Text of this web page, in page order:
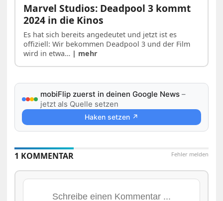
Marvel Studios: Deadpool 3 kommt
2024 in die Kinos
Es hat sich bereits angedeutet und jetzt ist es
offiziell: Wir bekommen Deadpool 3 und der Film
wird in etwa… | mehr
mobiFlip zuerst in deinen Google News –
jetzt als Quelle setzen
Haken setzen ↗
Fehler melden
1 KOMMENTAR